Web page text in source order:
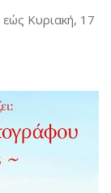
εώς Κυριακή, 17